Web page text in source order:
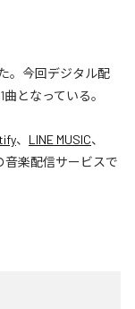
た。今回デジタル配
曲となっている。
、 LINE MUSIC、
音楽配信サービスで